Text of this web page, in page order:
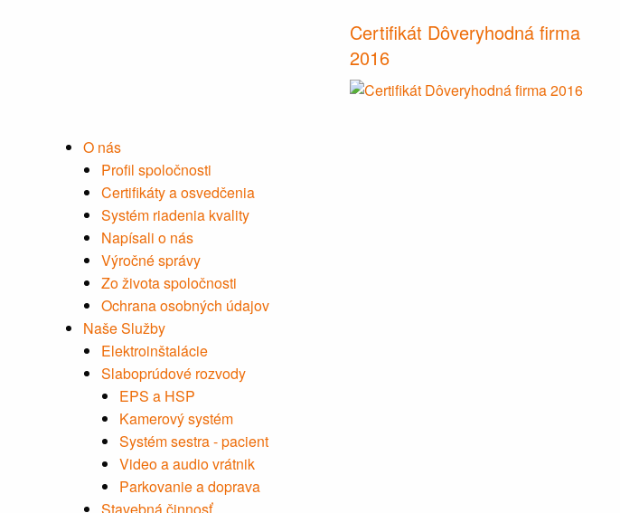
Certifikát Dôveryhodná firma
2016
O nás
Profil spoločnosti
Certifikáty a osvedčenia
Systém riadenia kvality
Napísali o nás
Výročné správy
Zo života spoločnosti
Ochrana osobných údajov
Naše Služby
Elektroinštalácie
Slaboprúdové rozvody
EPS a HSP
Kamerový systém
Systém sestra - pacient
Video a audio vrátnik
Parkovanie a doprava